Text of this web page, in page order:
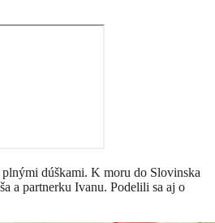
dúškami. K moru do Slovinska
a partnerku Ivanu. Podelili sa aj o